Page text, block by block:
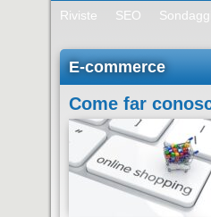
Riviste SEO Sondaggi
E-commerce
Come far